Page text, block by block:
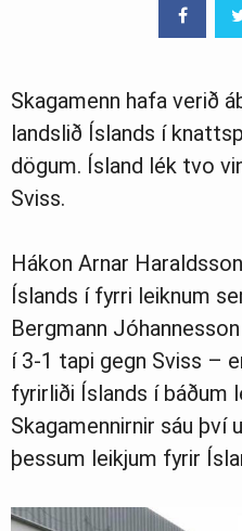
Greinasafn
Skagamenn hafa verið
landslið Íslands í
dögum. Ísland lék tvo
Sviss.
Hákon Arnar
Íslands í fyrri leiknum
Bergmann
í 3-1 tapi gegn Sviss –
fyrirliði Íslands í báðum
Skagamennirnir sáu því
þessum leikjum fyrir